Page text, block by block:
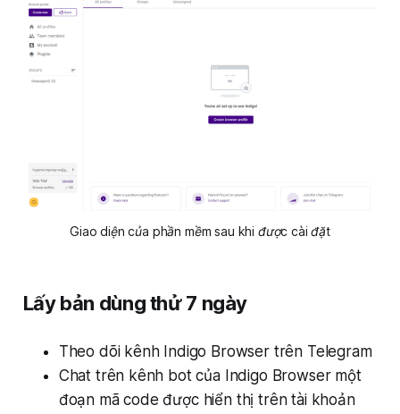
Giao diện của phần mềm sau khi được cài đặt
Lấy bản dùng thử 7 ngày
Theo dõi kênh Indigo Browser trên Telegram
Chat trên kênh bot của Indigo Browser một
đoạn mã code được hiển thị trên tài khoản